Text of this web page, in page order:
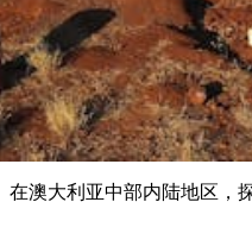
内
陆
和
户
外
精
选
榜
单
规
划
您
实
用
信
息
在澳大利亚中部内陆地区，